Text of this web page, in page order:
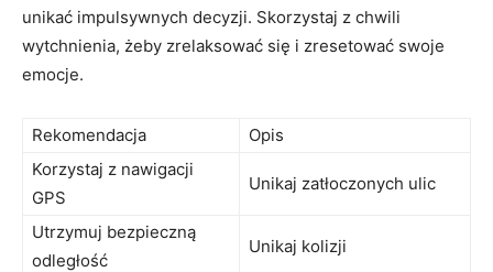
unikać impulsywnych ​decyzji.‍ Skorzystaj z chwili
wytchnienia, ⁢żeby zrelaksować się‍ i zresetować swoje
emocje.
Rekomendacja
Opis
Korzystaj z nawigacji
GPS
Unikaj zatłoczonych ulic
Utrzymuj bezpieczną
odległość
Unikaj kolizji